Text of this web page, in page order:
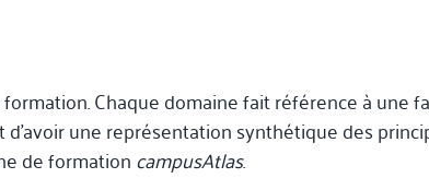
Chaque domaine fait référence à une
une représentation synthétique des
de formationcampusAtlas.